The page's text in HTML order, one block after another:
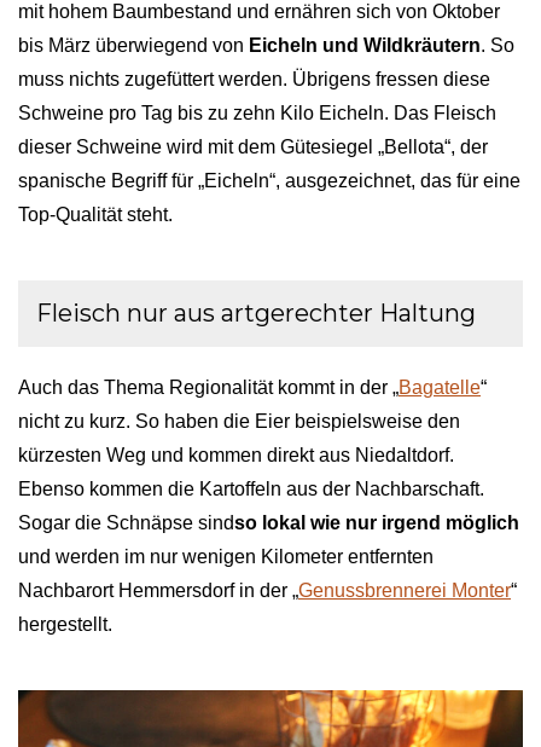
mit hohem Baumbestand und ernähren sich von Oktober
bis März überwiegend von Eicheln und Wildkräutern. So
muss nichts zugefüttert werden. Übrigens fressen diese
Schweine pro Tag bis zu zehn Kilo Eicheln. Das Fleisch
dieser Schweine wird mit dem Gütesiegel „Bellota“, der
spanische Begriff für „Eicheln“, ausgezeichnet, das für eine
Top-Qualität steht.
Fleisch nur aus artgerechter Haltung
Auch das Thema Regionalität kommt in der „Bagatelle“
nicht zu kurz. So haben die Eier beispielsweise den
kürzesten Weg und kommen direkt aus Niedaltdorf.
Ebenso kommen die Kartoffeln aus der Nachbarschaft.
Sogar die Schnäpse sindso lokal wie nur irgend möglich
und werden im nur wenigen Kilometer entfernten
Nachbarort Hemmersdorf in der „Genussbrennerei Monter“
hergestellt.